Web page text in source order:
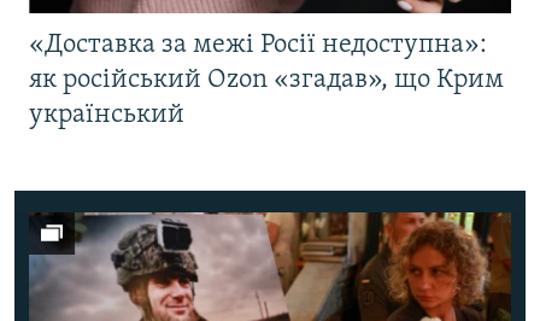
«Доставка за межі Росії недоступна»:
як російський Ozon «згадав», що Крим
український